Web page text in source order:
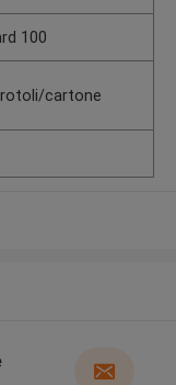
100
cartone